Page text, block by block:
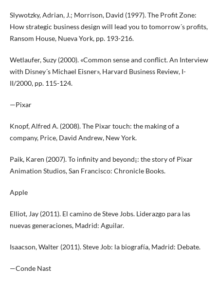
Slywotzky, Adrian, J.; Morrison, David (1997). The Profit Zone:
How strategic business design will lead you to tomorrow´s profits,
Ransom House, Nueva York, pp. 193-216.
Wetlaufer, Suzy (2000). «Common sense and conflict. An Interview
with Disney´s Michael Eisner», Harvard Business Review, I-
II/2000, pp. 115-124.
—Pixar
Knopf, Alfred A. (2008). The Pixar touch: the making of a
company, Price, David Andrew, New York.
Paik, Karen (2007). To infinity and beyond¡: the story of Pixar
Animation Studios, San Francisco: Chronicle Books.
Apple
Elliot, Jay (2011). El camino de Steve Jobs. Liderazgo para las
nuevas generaciones, Madrid: Aguilar.
Isaacson, Walter (2011). Steve Job: la biografía, Madrid: Debate.
—Conde Nast